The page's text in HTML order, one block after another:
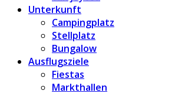
Unterkunft
Campingplatz
Stellplatz
Bungalow
Ausflugsziele
Fiestas
Markthallen